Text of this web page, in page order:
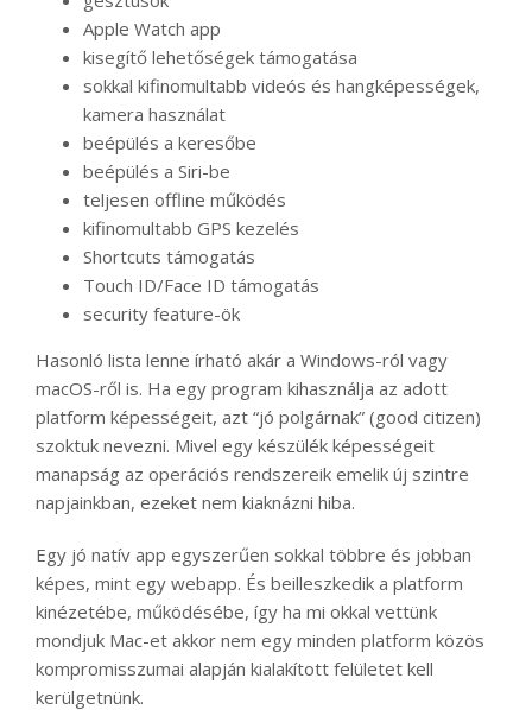
Apple Watch app
kisegítő lehetőségek támogatása
sokkal kifinomultabb videós és hangképességek,
kamera használat
beépülés a keresőbe
beépülés a Siri-be
teljesen offline működés
kifinomultabb GPS kezelés
Shortcuts támogatás
Touch ID/Face ID támogatás
security feature-ök
Hasonló lista lenne írható akár a Windows-ról vagy
macOS-ről is. Ha egy program kihasználja az adott
platform képességeit, azt “jó polgárnak” (good citizen)
szoktuk nevezni. Mivel egy készülék képességeit
manapság az operációs rendszereik emelik új szintre
napjainkban, ezeket nem kiaknázni hiba.
Egy jó natív app egyszerűen sokkal többre és jobban
képes, mint egy webapp. És beilleszkedik a platform
kinézetébe, működésébe, így ha mi okkal vettünk
mondjuk Mac-et akkor nem egy minden platform közös
kompromisszumai alapján kialakított felületet kell
kerülgetnünk.